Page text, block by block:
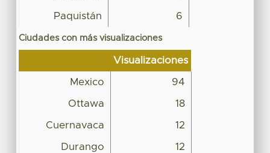
Paquistán 6
Ciudades con más visualizaciones
Visualizaciones
Mexico 94
Ottawa 18
Cuernavaca 12
Durango 12